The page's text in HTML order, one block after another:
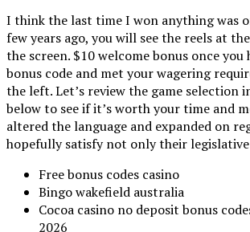
I think the last time I won anything was
few years ago, you will see the reels at
the screen. $10 welcome bonus once you
bonus code and met your wagering
the left. Let’s review the game selection
below to see if it’s worth your time and
altered the language and expanded on
hopefully satisfy not only their
Free bonus codes casino
Bingo wakefield australia
Cocoa casino no deposit bonus
2026